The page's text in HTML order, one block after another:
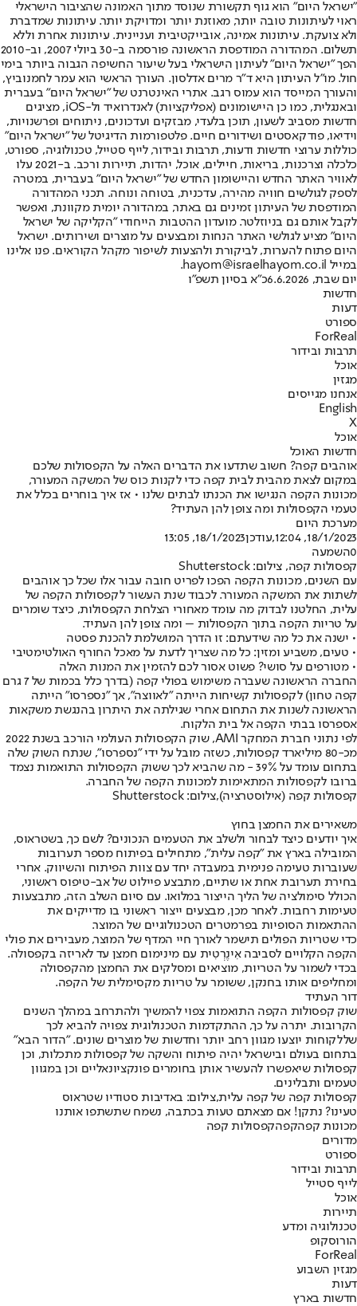
"ישראל היום" הוא גוף תקשורת שנוסד מתוך האמונה שהציבור הישראלי
ראוי לעיתונות טובה יותר, מאוזנת יותר ומדויקת יותר. עיתונות שמדברת
ולא צועקת. עיתונות אמינה, אובייקטיבית ועניינית. עיתונות אחרת וללא
תשלום. המהדורה המודפסת הראשונה פורסמה ב-30 ביולי 2007, וב-2010
הפך "ישראל היום" לעיתון הישראלי בעל שיעור החשיפה הגבוה ביותר בימי
חול. מו"ל העיתון היא ד"ר מרים אדלסון. העורך הראשי הוא עמר לחמנוביץ,
והעורך המייסד הוא עמוס רגב. אתרי האינטרנט של "ישראל היום" בעברית
ובאנגלית, כמו כן היישומונים (אפליקציות) לאנדרואיד ול-iOS, מציגים
חדשות מסביב לשעון, תוכן בלעדי, מבזקים ועדכונים, ניתוחים ופרשנויות,
וידיאו, פודקאסטים ושידורים חיים. פלטפורמות הדיגיטל של "ישראל היום"
כוללות ערוצי חדשות ודעות, תרבות ובידור, לייף סטייל, טכנולוגיה, ספורט,
כלכלה וצרכנות, בריאות, חיילים, אוכל, יהדות, תיירות ורכב. ב-2021 עלו
לאוויר האתר החדש והיישומון החדש של "ישראל היום" בעברית, במטרה
לספק לגולשים חוויה מהירה, עדכנית, בטוחה ונוחה. תכני המהדורה
המודפסת של העיתון זמינים גם באתר, במהדורה יומית מקוונת, ואפשר
לקבל אותם גם בניוזלטר. מועדון ההטבות הייחודי "הקליקה של ישראל
היום" מציע לגולשי האתר הנחות ומבצעים על מוצרים ושירותים. ישראל
היום פתוח להערות, לביקורת ולהצעות לשיפור מקהל הקוראים. פנו אלינו
במייל hayom@israelhayom.co.il.
יום שבת, 6.6.2026
כ"א בסיון תשפ"ו
חדשות
דעות
ספורט
ForReal
תרבות ובידור
אוכל
מגזין
אנחנו מגייסים
English
X
אוכל
חדשות האוכל
אוהבים קפה? חשוב שתדעו את הדברים האלה על הקפסולות שלכם
במקום לצאת מהבית לבית קפה כדי לקנות כוס של המשקה המעורר,
מכונות הקפה הנגישו את הכנתו לבתים שלנו • אז איך בוחרים בכלל את
טעמי הקפסולות ומה צופן להן העתיד?
מערכת היום
18/1/2023, 12:04
,עודכן18/1/2023, 13:05
0השמעה
קפסולות קפה, צילום: Shutterstock
עם השנים, מכונות הקפה הפכו לפריט חובה עבור אלו שכל כך אוהבים
לשתות את המשקה המעורר. לכבוד שנת העשור לקפסולות הקפה של
עלית, החלטנו לבדוק מה עומד מאחורי הצלחת הקפסולות, כיצד שומרים
על טריות הקפה בתוך הקפסולות – ומה צופן להן העתיד.
• ישנה את כל מה שידעתם: זו הדרך המושלמת להכנת פסטה
• טעים, משביע ומזין: כל מה שצריך לדעת על מאכל החורף האולטימטיבי
• מטורפים על סושי? פשוט אסור לכם להזמין את המנות האלה
החברה הראשונה שעברה משימוש בפולי קפה (בדרך כלל בכמות של 7 גרם
קפה טחון) לקפסולות קשיחות הייתה "לאווצה", אך "נספרסו" הייתה
הראשונה לשנות את התחום אחרי שגילתה את היתרון בהנגשת משקאות
אספרסו בבתי הקפה אל בית הלקוח.
לפי נתוני חברת המחקר AMI, שוק הקפסולות העולמי הורכב בשנת 2022
מכ-80 מיליארד קפסולות, כשזה מובל על ידי "נספרסו", שנתח השוק שלה
בתחום עומד על 39% - מה שהביא לכך ששוק הקפסולות התואמות נצמד
ברובו לקפסולות המתאימות למכונות הקפה של החברה.
קפסולות קפה (אילוסטרציה),צילום: Shutterstock
משאירים את החמצן בחוץ
איך יודעים כיצד לבחור ולשלב את הטעמים הנכונים? לשם כך, בשטראוס,
המובילה בארץ את "קפה עלית", מתחילים בפיתוח מספר תערובות
שעוברות טעימה פנימית במעבדה יחד עם צוות הפיתוח והשיווק. אחרי
בחירת תערובת אחת או שתיים, מתבצע פיילוט של אב-טיפוס ראשוני,
הכולל סימולציה של הליך הייצור במלואו. עם סיום השלב הזה, מתבצעות
טעימות רחבות. לאחר מכן, מבצעים ייצור ראשוני בו מדייקים את
ההתאמות הסופיות בפרמטרים הטכנולוגיים של המוצר.
כדי שטריות הפולים תישמר לאורך חיי המדף של המוצר, מעבירים את פולי
הקפה הקלויים לסביבה אִינֶרְטִית עם מינימום חמצן עד לאריזה בקפסולה.
בכדי לשמור על הטריות, מוציאים ומסלקים את החמצן מהקפסולה
ומחליפים אותו בחנקן, ששומר על טריות מקסימלית של הקפה.
דור העתיד
שוק קפסולות הקפה התואמות צפוי להמשיך ולהתרחב במהלך השנים
הקרובות. יתרה על כך, ההתקדמות הטכנולוגית צפויה להביא לכך
שללקוחות יוצעו מגוון רחב יותר וחדשות של מוצרים שונים. "הדור הבא"
בתחום בעולם ובישראל יהיה פיתוח והשקה של קפסולות מתכלות, וכן
קפסולות שיאפשרו להעשיר אותן בחומרים פונקציונאליים וכן במגוון
טעמים ותבלינים.
קפסולות קפה של קפה עלית,צילום: באדיבות סטודיו שטראוס
טעינו? נתקן! אם מצאתם טעות בכתבה, נשמח שתשתפו אותנו
מכונות קפהקפהקפסולות קפה
מדורים
ספורט
תרבות ובידור
לייף סטייל
אוכל
תיירות
טכנולוגיה ומדע
הורוסקופ
ForReal
מגזין השבוע
דעות
חדשות בארץ